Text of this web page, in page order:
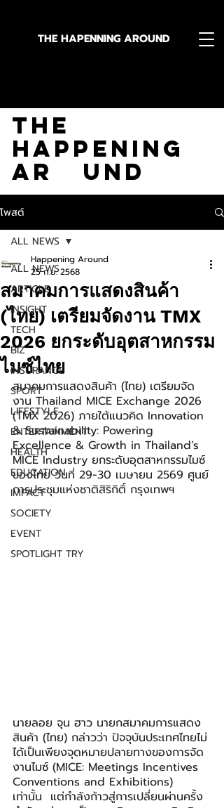
THE HAPENNING AROUND
The
Happening
Ar und
โพสต์
ALL NEWS
ARTICLE
INSIGHT
TECH
BIZ
INSURANCE
SPORT
LIFESTYLE
ENTERTAINMENT
HEALTH
EDUCATION
IMPACT
SOCIETY
EVENT
SPOTLIGHT TRY
ALL NEWS
สมาคมการแสดงสินค้า
(ไทย) เตรียมจัดงาน TMX
2026 ยกระดับอุตสาหกรรม
ไมซ์ไทย
Happening Around
25 ก.ย. 2568
สมาคมการแสดงสินค้า (ไทย) เตรียมจัด
งาน Thailand MICE Exchange 2026
(TMX 2026) ภายใต้แนวคิด Innovation
& Sustainability: Powering
Excellence & Growth in Thailand’s
MICE Industry ยกระดับอุตสาหกรรมไมซ์
ของไทย วันที่ 29-30 เมษายน 2569 ศูนย์
การประชุมแห่งชาติสิริกิติ์ กรุงเทพฯ
นายลอย จุน ฮาว นายกสมาคมการแสดง
สินค้า (ไทย) กล่าวว่า ปัจจุบันประเทศไทยไม่
ได้เป็นเพียงจุดหมายปลายทางของการจัด
งานไมซ์ (MICE: Meetings Incentives
Conventions and Exhibitions)
เท่านั้น  แต่กำลังก้าวสู่การเปลี่ยนผ่านครั้ง